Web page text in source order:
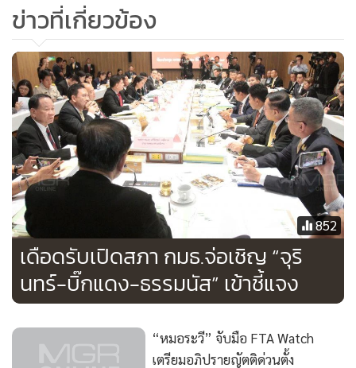
ข่าวที่เกี่ยวข้อง
852
เดือดรับเปิดสภา กมธ.จ่อเชิญ “จุริ
นทร์-บิ๊กแดง-ธรรมนัส” เข้าชี้แจง
“หมอระวี” จับมือ FTA Watch
เตรียมอภิปรายญัตติด่วนตั้ง